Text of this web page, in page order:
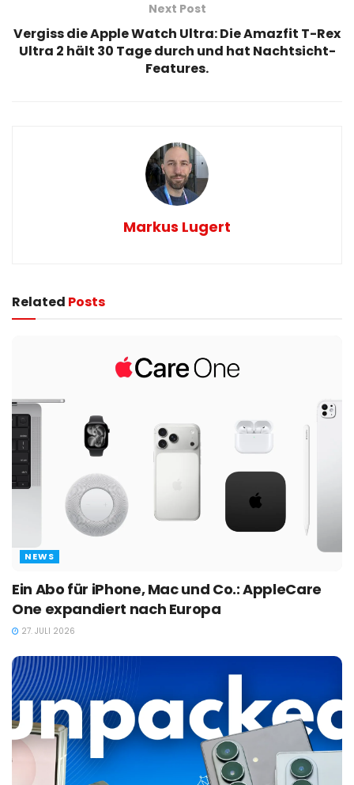
Next Post
Vergiss die Apple Watch Ultra: Die Amazfit T-Rex
Ultra 2 hält 30 Tage durch und hat Nachtsicht-
Features.
Markus Lugert
Related Posts
NEWS
Ein Abo für iPhone, Mac und Co.: AppleCare
One expandiert nach Europa
27. JULI 2026